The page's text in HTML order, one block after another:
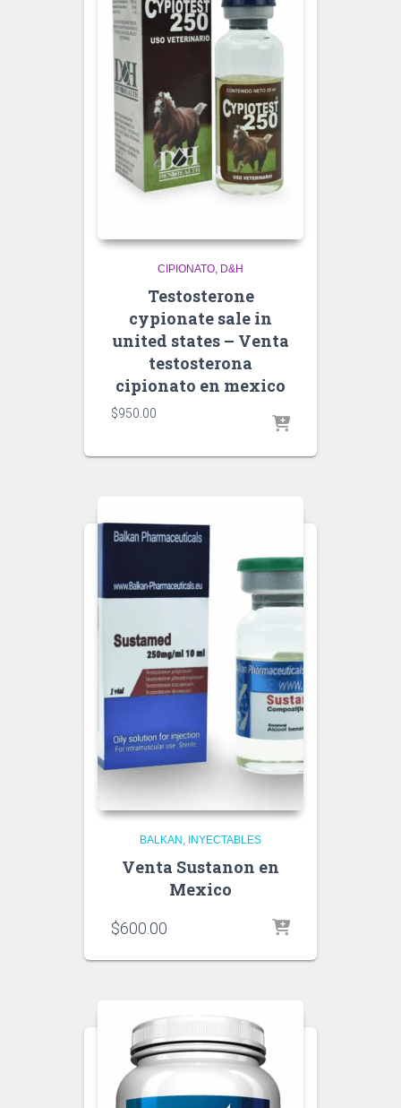
CIPIONATO D&H
Testosterone
cypionate sale in
united states – Venta
testosterona
cipionato en mexico
$950.00
BALKAN INYECTABLES
Venta Sustanon en
Mexico
$600.00